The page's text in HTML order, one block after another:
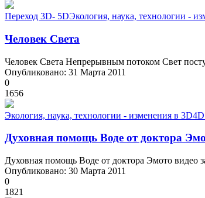
Переход 3D- 5DЭкология, наука, технологии -
Человек Света
Человек Света Непрерывным потоком Свет
Опубликовано: 31 Марта 2011
0
1656
Экология, наука, технологии - изменения в 3D
Духовная помощь Воде от доктора
Духовная помощь Воде от доктора Эмото видео
Опубликовано: 30 Марта 2011
0
1821